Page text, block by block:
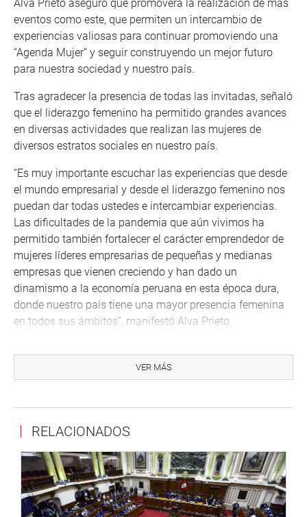
Alva Prieto aseguró que promoverá la realización de más
eventos como este, que permiten un intercambio de
experiencias valiosas para continuar promoviendo una
“Agenda Mujer” y seguir construyendo un mejor futuro
para nuestra sociedad y nuestro país.
Tras agradecer la presencia de todas las invitadas, señaló
que el liderazgo femenino ha permitido grandes avances
en diversas actividades que realizan las mujeres de
diversos estratos sociales en nuestro país.
“Es muy importante escuchar las experiencias que desde
el mundo empresarial y desde el liderazgo femenino nos
puedan dar todas ustedes e intercambiar experiencias.
Las dificultades de la pandemia que aún vivimos ha
permitido también fortalecer el carácter emprendedor de
mujeres líderes empresarias de pequeñas y medianas
empresas que vienen creciendo y han dado un
dinamismo a la economía peruana en esta época dura,
donde nuestro país tiene una mayor presencia femenina
en todos sus ámbitos”, manifestó Alva Prieto.
Asociación de Mujeres de mi Barrio; Ana Fuentes, de la
Red de Mujeres Productoras de San Juan de Lurigancho;
Emprendimiento; quienes expusieron sus experiencias y
Al final del encuentro, se dieron a conocer algunas
conclusiones y recomendaciones para mejorar la labor de
emprendimiento que vienen realizando las mujeres
VER MÁS
RELACIONADOS